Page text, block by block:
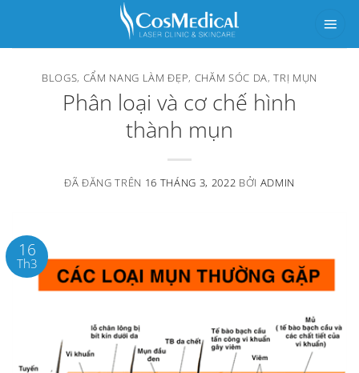
BLOGS, CẨM NANG LÀM ĐẸP, CHĂM SÓC DA,TRỊ MỤN
Phân loại và cơ chế hình
thành mụn
ĐÃ ĐĂNG TRÊN 16 THÁNG 3, 2022 BỞI ADMIN
16
Th3